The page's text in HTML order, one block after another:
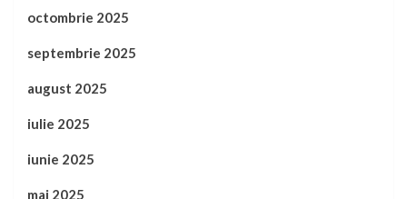
octombrie 2025
septembrie 2025
august 2025
iulie 2025
iunie 2025
mai 2025